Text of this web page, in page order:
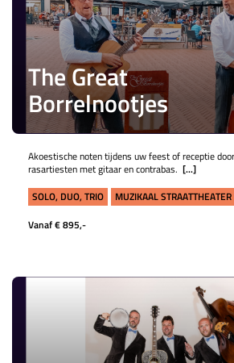
The Great
Borrelnootjes
Akoestische noten tijdens uw feest of receptie
rasartiesten met gitaar en contrabas. [...]
SOLO, DUO, TRIO
MUZIKAAL STRAATTHEATER
Vanaf € 895,-